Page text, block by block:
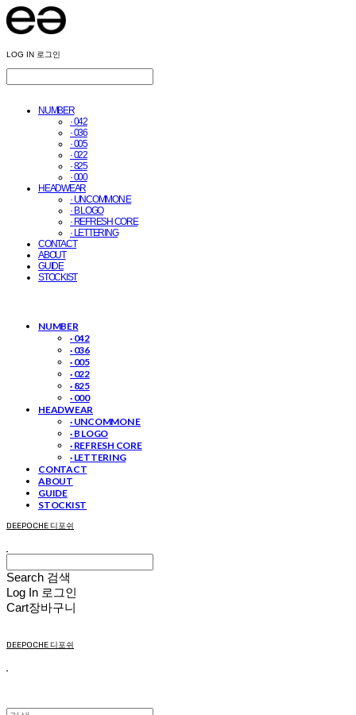
LOG IN 로그인
NUMBER
· 042
· 036
· 005
· 022
· 825
· 000
HEADWEAR
· UNCOMMON E
· B LOGO
· REFRESH CORE
· LETTERING
CONTACT
ABOUT
GUIDE
STOCKIST
NUMBER
· 042
· 036
· 005
· 022
· 825
· 000
HEADWEAR
· UNCOMMON E
· B LOGO
· REFRESH CORE
· LETTERING
CONTACT
ABOUT
GUIDE
STOCKIST
DEEPOCHE 디포쉬
Search 검색
Log In 로그인
Cart장바구니
DEEPOCHE 디포쉬